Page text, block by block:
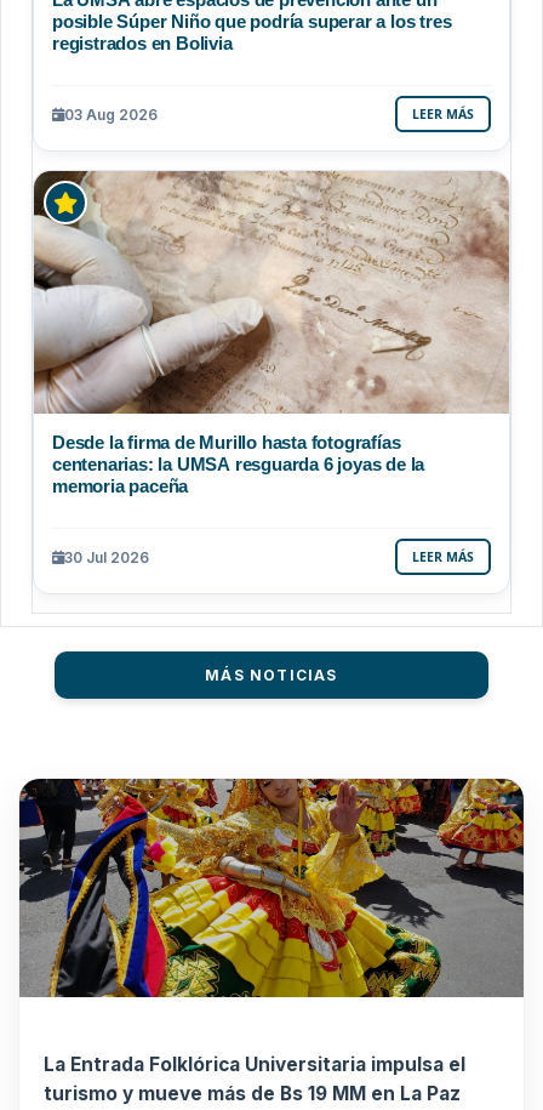
posible Súper Niño que podría superar a los tres
registrados en Bolivia
03 Aug 2026 LEER MÁS
Desde la firma de Murillo hasta fotografías
centenarias: la UMSA resguarda 6 joyas de la
memoria paceña
30 Jul 2026 LEER MÁS
MÁS NOTICIAS
La Entrada Folklórica Universitaria impulsa el
turismo y mueve más de Bs 19 MM en La Paz